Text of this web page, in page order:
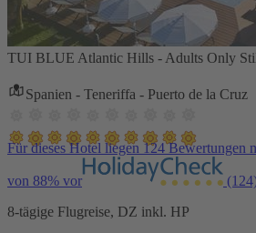
TUI BLUE Atlantic Hills - Adults Only
Spanien - Teneriffa - Puerto de la Cruz
Für dieses Hotel liegen 124 Bewertungen
von 88% vor
8-tägige Flugreise, DZ inkl. HP